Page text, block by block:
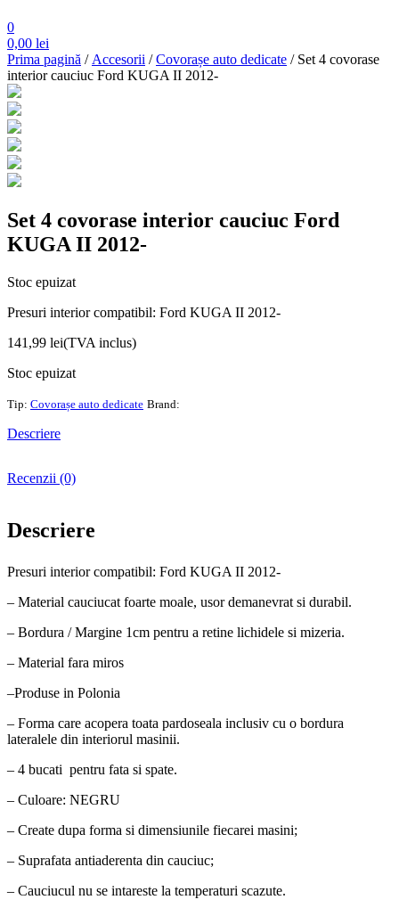
0
0,00 lei
Prima pagină /Accesorii /Covorașe auto dedicate / Set 4 covorase
interior cauciuc Ford KUGA II 2012-
Set 4 covorase interior cauciuc Ford
KUGA II 2012-
Stoc epuizat
Presuri interior compatibil: Ford KUGA II 2012-
141,99 lei(TVA inclus)
Stoc epuizat
Tip: Covorașe auto dedicate Brand:
Descriere
Recenzii (0)
Descriere
Presuri interior compatibil: Ford KUGA II 2012-
– Material cauciucat foarte moale, usor demanevrat si durabil.
– Bordura / Margine 1cm pentru a retine lichidele si mizeria.
– Material fara miros
–Produse in Polonia
– Forma care acopera toata pardoseala inclusiv cu o bordura
lateralele din interiorul masinii.
– 4 bucati pentru fata si spate.
– Culoare: NEGRU
– Create dupa forma si dimensiunile fiecarei masini;
– Suprafata antiaderenta din cauciuc;
– Cauciucul nu se intareste la temperaturi scazute.